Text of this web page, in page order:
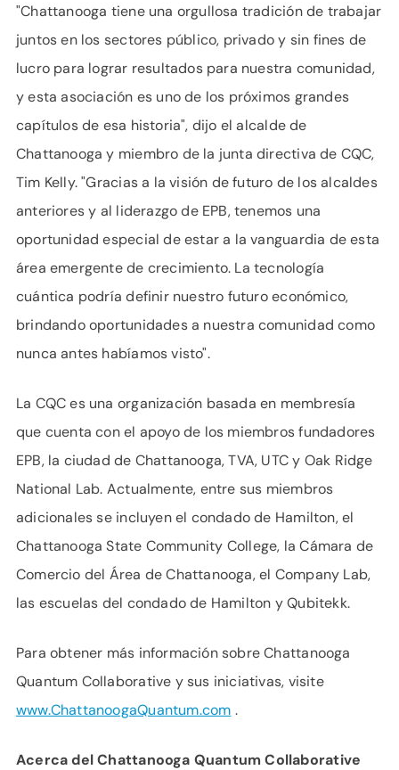
"Chattanooga tiene una orgullosa tradición de trabajar
juntos en los sectores público, privado y sin fines de
lucro para lograr resultados para nuestra comunidad,
y esta asociación es uno de los próximos grandes
capítulos de esa historia", dijo el alcalde de
Chattanooga y miembro de la junta directiva de CQC,
Tim Kelly. "Gracias a la visión de futuro de los alcaldes
anteriores y al liderazgo de EPB, tenemos una
oportunidad especial de estar a la vanguardia de esta
área emergente de crecimiento. La tecnología
cuántica podría definir nuestro futuro económico,
brindando oportunidades a nuestra comunidad como
nunca antes habíamos visto".
La CQC es una organización basada en membresía
que cuenta con el apoyo de los miembros fundadores
EPB, la ciudad de Chattanooga, TVA, UTC y Oak Ridge
National Lab. Actualmente, entre sus miembros
adicionales se incluyen el condado de Hamilton, el
Chattanooga State Community College, la Cámara de
Comercio del Área de Chattanooga, el Company Lab,
las escuelas del condado de Hamilton y Qubitekk.
Para obtener más información sobre Chattanooga
Quantum Collaborative y sus iniciativas, visite
www.ChattanoogaQuantum.com .
Acerca del Chattanooga Quantum Collaborative